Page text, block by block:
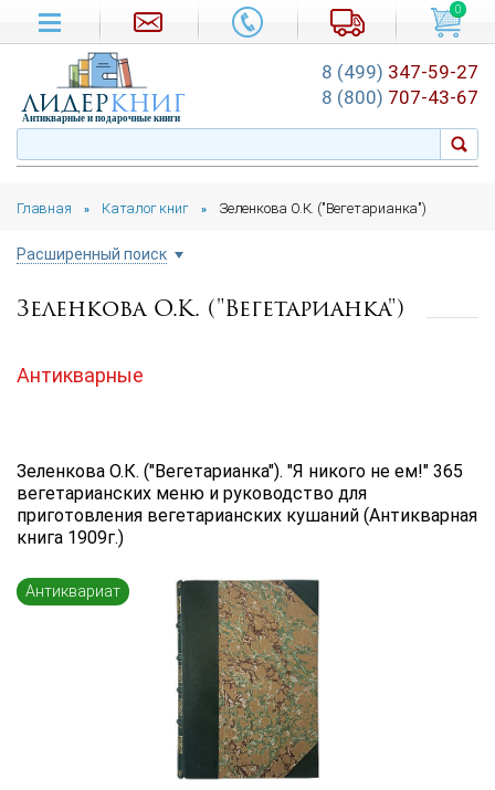
Главная » Каталог книг » Зеленкова О.К. ("Вегетарианка")
Расширенный поиск
Цена руб.
Автор
...
Язык книги
...
по дате поступления (новинки)
Зеленкова О.К. ("Вегетарианка")
Антикварные
Зеленкова О.К. ("Вегетарианка"). "Я никого не ем!" 365
вегетарианских меню и руководство для
приготовления вегетарианских кушаний (Антикварная
книга 1909г.)
Антиквариат
0
лидеркниг
Антикварные и подарочные книги
8 (499) 347-59-27
8 (800) 707-43-67